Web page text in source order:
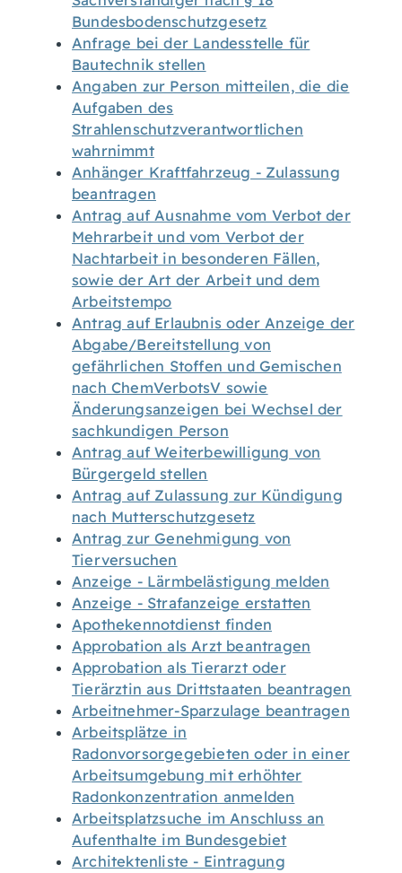
Bundesbodenschutzgesetz
Anfrage bei der Landesstelle für
Bautechnik stellen
Angaben zur Person mitteilen, die die
Aufgaben des
Strahlenschutzverantwortlichen
wahrnimmt
Anhänger Kraftfahrzeug - Zulassung
beantragen
Antrag auf Ausnahme vom Verbot der
Mehrarbeit und vom Verbot der
Nachtarbeit in besonderen Fällen,
sowie der Art der Arbeit und dem
Arbeitstempo
Antrag auf Erlaubnis oder Anzeige der
Abgabe/Bereitstellung von
gefährlichen Stoffen und Gemischen
nach ChemVerbotsV sowie
Änderungsanzeigen bei Wechsel der
sachkundigen Person
Antrag auf Weiterbewilligung von
Bürgergeld stellen
Antrag auf Zulassung zur Kündigung
nach Mutterschutzgesetz
Antrag zur Genehmigung von
Tierversuchen
Anzeige - Lärmbelästigung melden
Anzeige - Strafanzeige erstatten
Apothekennotdienst finden
Approbation als Arzt beantragen
Approbation als Tierarzt oder
Tierärztin aus Drittstaaten beantragen
Arbeitnehmer-Sparzulage beantragen
Arbeitsplätze in
Radonvorsorgegebieten oder in einer
Arbeitsumgebung mit erhöhter
Radonkonzentration anmelden
Arbeitsplatzsuche im Anschluss an
Aufenthalte im Bundesgebiet
Architektenliste - Eintragung